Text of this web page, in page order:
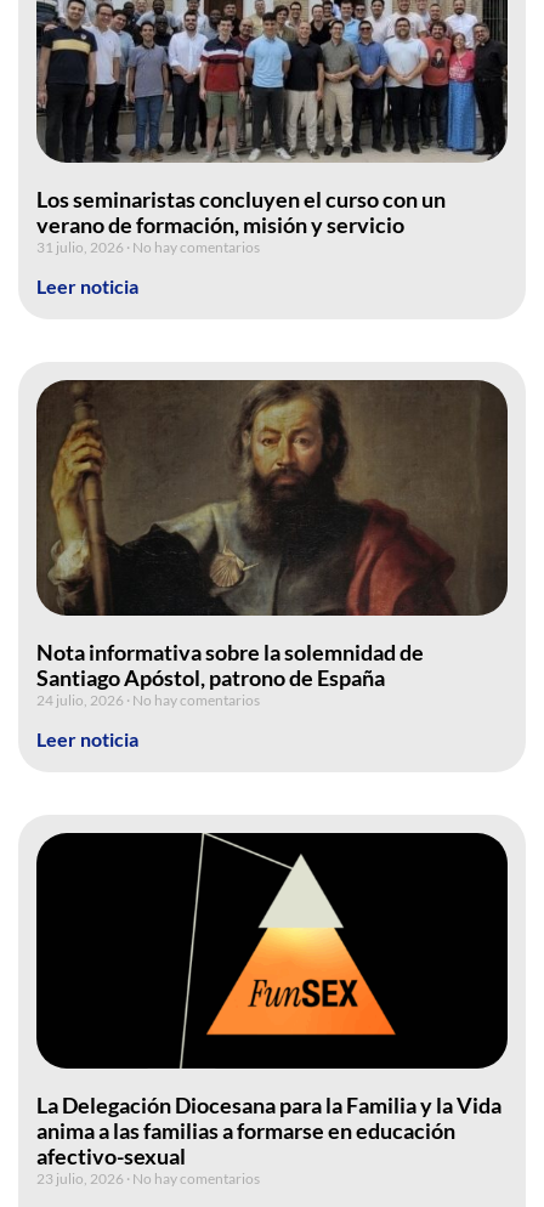
Los seminaristas concluyen el curso con un
verano de formación, misión y servicio
31 julio, 2026 No hay comentarios
Leer noticia
Nota informativa sobre la solemnidad de
Santiago Apóstol, patrono de España
24 julio, 2026 No hay comentarios
Leer noticia
La Delegación Diocesana para la Familia y la Vida
anima a las familias a formarse en educación
afectivo-sexual
23 julio, 2026 No hay comentarios